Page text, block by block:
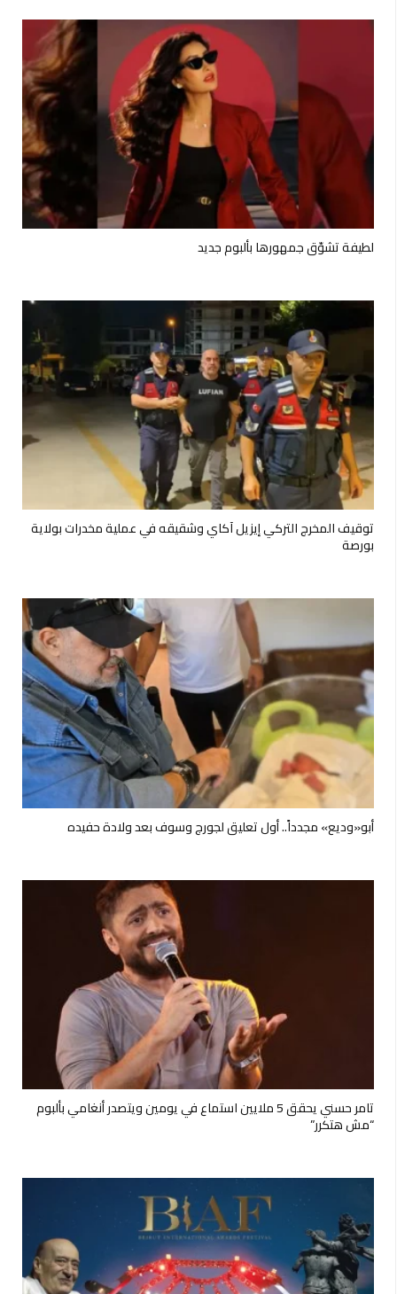
لطيفة تشوّق جمهورها بألبوم جديد
توقيف المخرج التركي إيزيل آكاي وشقيقه في عملية مخدرات بولاية
بورصة
أبو«وديع» مجدداً.. أول تعليق لجورج وسوف بعد ولادة حفيده
تامر حسني يحقق 5 ملايين استماع في يومين ويتصدر أنغامي بألبوم
“مش هتكرر”